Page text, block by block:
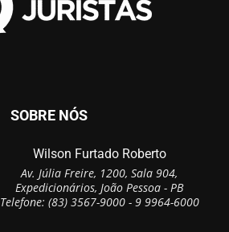
SOBRE NÓS
Wilson Furtado Roberto
Av. Júlia Freire, 1200, Sala 904,
Expedicionários, João Pessoa - PB
Telefone: (83) 3567-9000 - 9 9964-6000